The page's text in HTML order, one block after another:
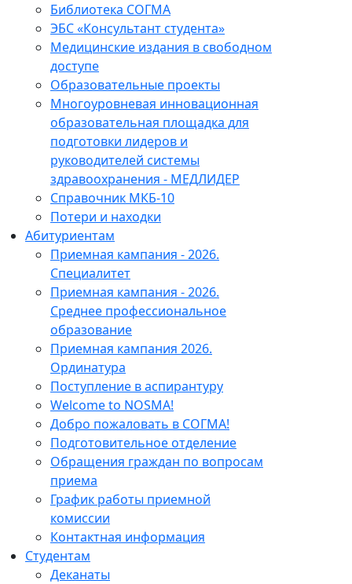
Библиотека СОГМА
ЭБС «Консультант студента»
Медицинские издания в свободном
доступе
Образовательные проекты
Многоуровневая инновационная
образовательная площадка для
подготовки лидеров и
руководителей системы
здравоохранения - МЕДЛИДЕР
Справочник МКБ-10
Потери и находки
Абитуриентам
Приемная кампания - 2026.
Специалитет
Приемная кампания - 2026.
Среднее профессиональное
образование
Приемная кампания 2026.
Ординатура
Поступление в аспирантуру
Welcome to NOSMA!
Добро пожаловать в СОГМА!
Подготовительное отделение
Обращения граждан по вопросам
приема
График работы приемной
комиссии
Контактная информация
Студентам
Деканаты